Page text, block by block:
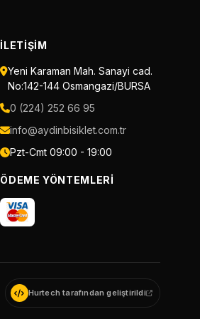
İLETIŞIM
Yeni Karaman Mah. Sanayi cad.
No:142-144 Osmangazi/BURSA
0 (224) 252 66 95
info@aydinbisiklet.com.tr
Pzt-Cmt 09:00 - 19:00
ÖDEME YÖNTEMLERI
Hurtech tarafından geliştirildi